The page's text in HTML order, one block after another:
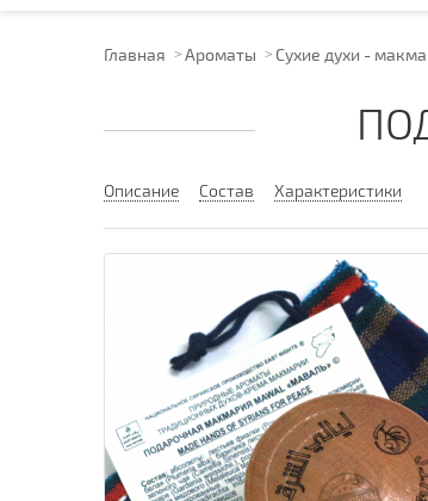
Главная Ароматы Сухие духи -
Описание Состав Характеристики